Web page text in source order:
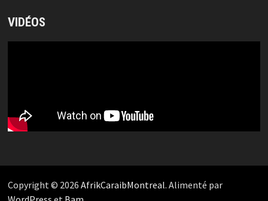
VIDÉOS
Copyright © 2026 AfrikCaraibMontreal. Alimenté par